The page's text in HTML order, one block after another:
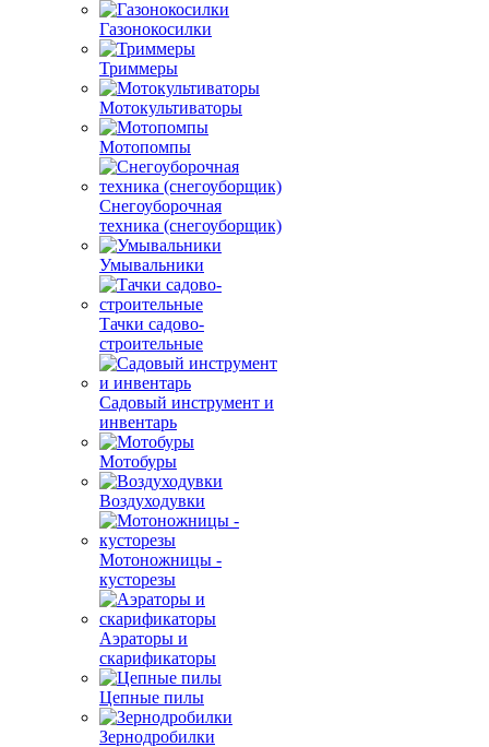
Газонокосилки
Триммеры
Мотокультиваторы
Мотопомпы
Снегоуборочная
техника (снегоуборщик)
Умывальники
Тачки садово-
строительные
Садовый инструмент и
инвентарь
Мотобуры
Воздуходувки
Мотоножницы -
кусторезы
Аэраторы и
скарификаторы
Цепные пилы
Зернодробилки